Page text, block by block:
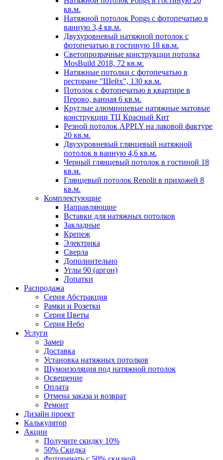
кв.м.
Натяжной потолок Pongs с фотопечатью в
ванную 3,4 кв.м.
Двухуровневый натяжной потолок с
фотопечатью в гостиную 18 кв.м.
Светопрозрачные конструкции потолка
MosBuild 2018, 72 кв.м.
Натяжные потолки с фотопечатью в
ресторане "Шейх", 130 кв.м.
Потолок с фотопечатью в квартире в
Перово, ванная 6 кв.м.
Круглые алюминиевые натяжные матовые
конструкции ТЦ Красный Кит
Резной потолок APPLY на лаковой фактуре
20 кв.м.
Двухуровневый глянцевый натяжной
потолок в ванную 4,6 кв.м.
Черный глянцевый потолок в гостиной 18
кв.м.
Глянцевый потолок Renolit в прихожей 8
кв.м.
Комплектующие
Направляющие
Вставки для натяжных потолков
Закладные
Крепеж
Электрика
Сверла
Дополнительно
Углы 90 (аргон)
Лопатки
Распродажа
Серия Абстракция
Рамки и Розетки
Серия Цветы
Серия Небо
Услуги
Замер
Доставка
Установка натяжных потолков
Шумоизоляция под натяжной потолок
Освещение
Оплата
Отмена заказа и возврат
Ремонт
Дизайн проект
Калькулятор
Акции
Получите скидку 10%
50% Скидка